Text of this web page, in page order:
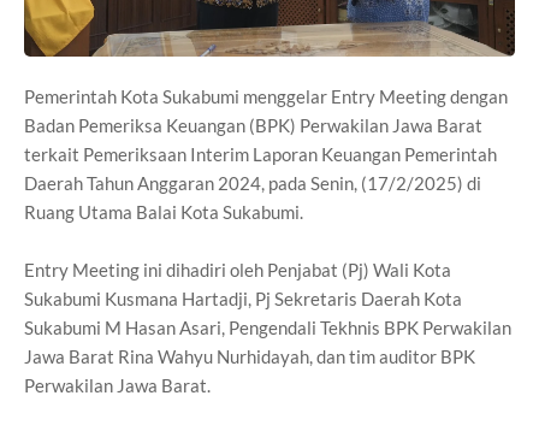
Pemerintah Kota Sukabumi menggelar Entry Meeting dengan
Badan Pemeriksa Keuangan (BPK) Perwakilan Jawa Barat
terkait Pemeriksaan Interim Laporan Keuangan Pemerintah
Daerah Tahun Anggaran 2024, pada Senin, (17/2/2025) di
Ruang Utama Balai Kota Sukabumi.
Entry Meeting ini dihadiri oleh Penjabat (Pj) Wali Kota
Sukabumi Kusmana Hartadji, Pj Sekretaris Daerah Kota
Sukabumi M Hasan Asari, Pengendali Tekhnis BPK Perwakilan
Jawa Barat Rina Wahyu Nurhidayah, dan tim auditor BPK
Perwakilan Jawa Barat.